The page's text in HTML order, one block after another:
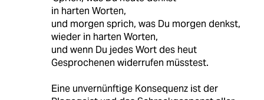
in harten Worten,
und morgen sprich, was Du morgen denkst,
wieder in harten Worten,
und wenn Du jedes Wort des heut
Gesprochenen widerrufen müsstest.
Eine unvernünftige Konsequenz ist der